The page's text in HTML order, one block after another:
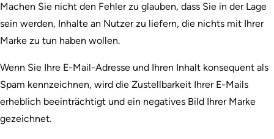
Machen Sie nicht den Fehler zu glauben, dass Sie in der Lage
sein werden, Inhalte an Nutzer zu liefern, die nichts mit Ihrer
Marke zu tun haben wollen.
Wenn Sie Ihre E-Mail-Adresse und Ihren Inhalt konsequent als
Spam kennzeichnen, wird die Zustellbarkeit Ihrer E-Mails
erheblich beeinträchtigt und ein negatives Bild Ihrer Marke
gezeichnet.